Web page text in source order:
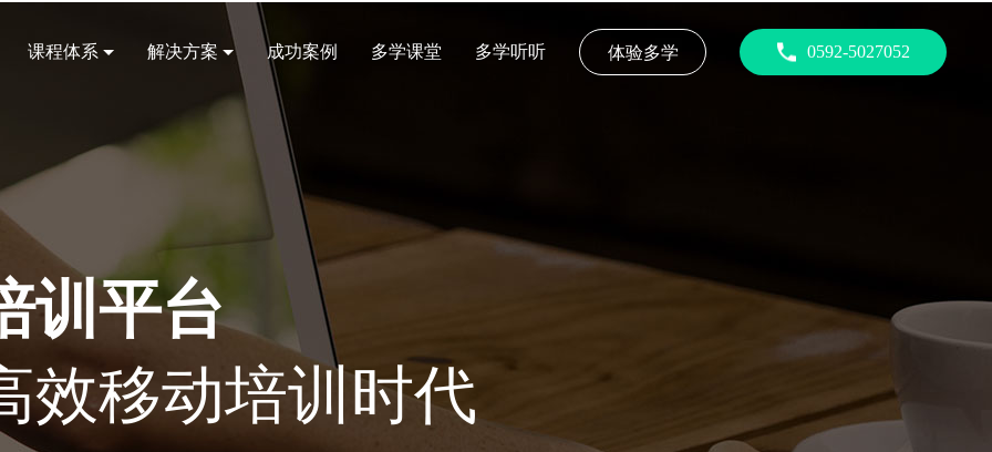
课程体系 解决方案 成功案例 多学课堂 多学听听 体验多学 0592-5027052
训平台
效移动培训时代